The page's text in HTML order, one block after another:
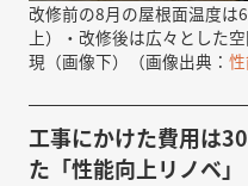
改修前の8月の屋根面温度
上）・改修後は広々とした
現（画像下）（画像出典：
工事にかけた費用は
た「性能向上リノベ」